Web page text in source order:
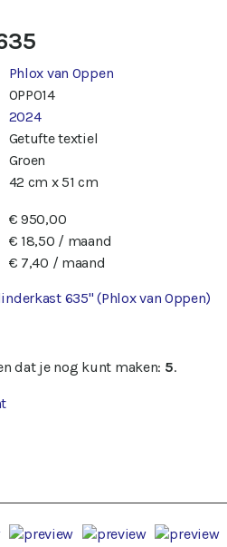
Phlox van Oppen
OPP014
2024
Getufte textiel
Groen
42 cm x 51 cm
€ 950,00
€ 18,50 / maand
€ 7,40 / maand
635" (Phlox van Oppen)
dat je nog kunt maken: 5.